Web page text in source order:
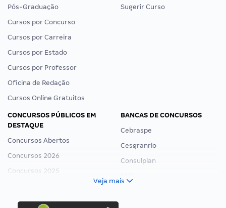
Pós-Graduação
Cursos por Concurso
Cursos por Carreira
Cursos por Estado
Cursos por Professor
Oficina de Redação
Cursos Online Gratuitos
Sugerir Curso
CONCURSOS PÚBLICOS EM
DESTAQUE
Concursos Abertos
Concursos 2026
Concursos 2025
Concurso Ibama
BANCAS DE CONCURSOS
Cebraspe
Cesgranrio
Consulplan
Veja mais